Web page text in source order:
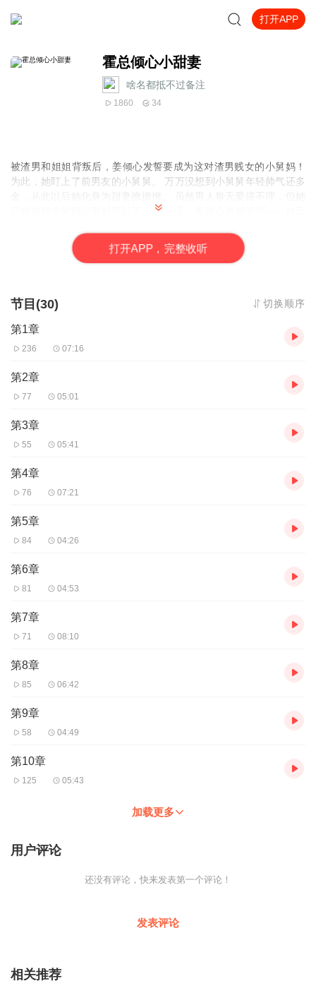
打开APP
霍总倾心小甜妻
啥名都抵不过备注
1860 34
被渣男和姐姐背叛后，姜倾心发誓要成为这对渣男贱女的小舅妈！
为此，她盯上了前男友的小舅舅。 万万没想到小舅舅年轻帅气还多
只想坐稳小舅妈位置就可以了。 有一天，姜倾心忽然发现——自己
心抓狂：“不干了，老娘要离婚！” 霍栩：“……” 怎么会有这么不负
责任的女人。 离婚，休想！ 如果想阅读文字完整版小说，请到微信
打开APP，完整收听
节目(30) 切换顺序
第1章
236 07:16
第2章
77 05:01
第3章
55 05:41
第4章
76 07:21
第5章
84 04:26
第6章
81 04:53
第7章
71 08:10
第8章
85 06:42
第9章
58 04:49
第10章
125 05:43
加载更多
用户评论
还没有评论，快来发表第一个评论！
发表评论
相关推荐